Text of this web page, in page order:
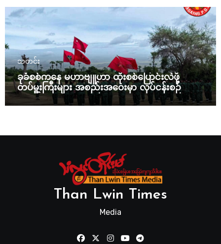
သတင်း
ခုခံစစ်ကနေ မဟာဗျူဟာ ထိုးစစ်ပြောင်းလဲဖို့
တပ်မှူးကြီးများ အစည်းအဝေးမှာ လုပ်ငန်းစဉ်
ချမှတ်
Than Lwin Times
Media